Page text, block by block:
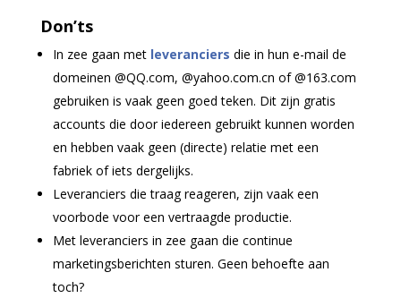
Don’ts
In zee gaan met leveranciers die in hun e-mail de
domeinen @QQ.com, @yahoo.com.cn of @163.com
gebruiken is vaak geen goed teken. Dit zijn gratis
accounts die door iedereen gebruikt kunnen worden
en hebben vaak geen (directe) relatie met een
fabriek of iets dergelijks.
Leveranciers die traag reageren, zijn vaak een
voorbode voor een vertraagde productie.
Met leveranciers in zee gaan die continue
marketingsberichten sturen. Geen behoefte aan
toch?